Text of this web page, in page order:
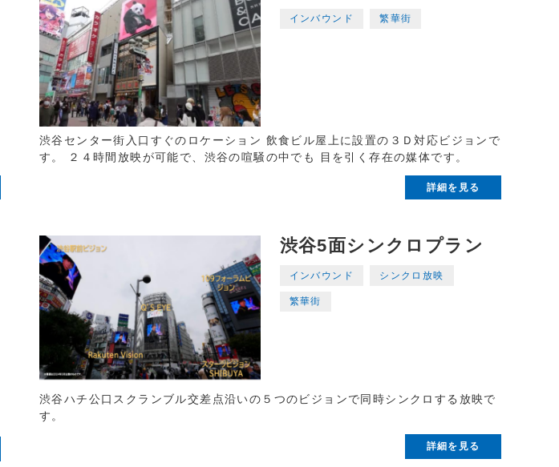
インバウンド 繁華街
渋谷センター街入口すぐのロケーション 飲食ビル屋上に設置の３Ｄ対応ビジョンで
す。 ２４時間放映が可能で、渋谷の喧騒の中でも 目を引く存在の媒体です。
詳細を見る
渋谷5面シンクロプラン
インバウンド シンクロ放映
繁華街
渋谷ハチ公口スクランブル交差点沿いの５つのビジョンで同時シンクロする放映で
す。
詳細を見る